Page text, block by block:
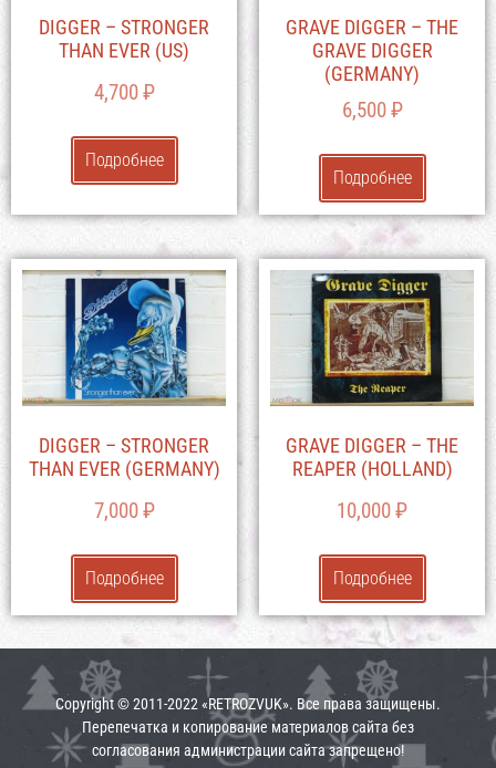
DIGGER – STRONGER
THAN EVER (US)
4,700₽
Подробнее
GRAVE DIGGER – THE
GRAVE DIGGER
(GERMANY)
6,500₽
Подробнее
DIGGER – STRONGER
THAN EVER (GERMANY)
7,000₽
Подробнее
GRAVE DIGGER – THE
REAPER (HOLLAND)
10,000₽
Подробнее
Copyright © 2011-2022 «RETROZVUK». Все права защищены.
Перепечатка и копирование материалов сайта без
согласования администрации сайта запрещено!